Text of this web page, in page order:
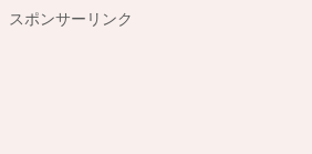
スポンサーリンク